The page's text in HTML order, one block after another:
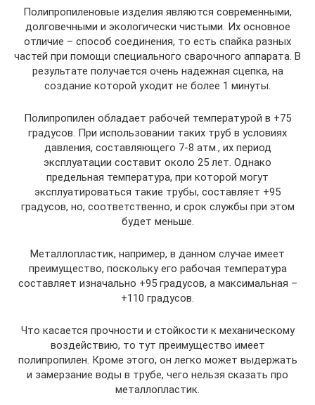
Полипропиленовые изделия являются современными,
долговечными и экологически чистыми. Их основное
отличие – способ соединения, то есть спайка разных
частей при помощи специального сварочного аппарата. В
результате получается очень надежная сцепка, на
создание которой уходит не более 1 минуты.
Полипропилен обладает рабочей температурой в +75
градусов. При использовании таких труб в условиях
давления, составляющего 7-8 атм., их период
эксплуатации составит около 25 лет. Однако
предельная температура, при которой могут
эксплуатироваться такие трубы, составляет +95
градусов, но, соответственно, и срок службы при этом
будет меньше.
Металлопластик, например, в данном случае имеет
преимущество, поскольку его рабочая температура
составляет изначально +95 градусов, а максимальная –
+110 градусов.
Что касается прочности и стойкости к механическому
воздействию, то тут преимущество имеет
полипропилен. Кроме этого, он легко может выдержать
и замерзание воды в трубе, чего нельзя сказать про
металлопластик.